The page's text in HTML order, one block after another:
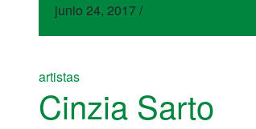
junio 24, 2017/
artistas
Cinzia Sarto